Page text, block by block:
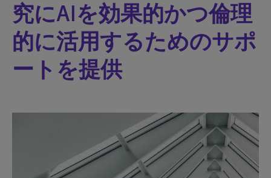
究にAIを効果的かつ倫理
的に活用するためのサポ
ートを提供